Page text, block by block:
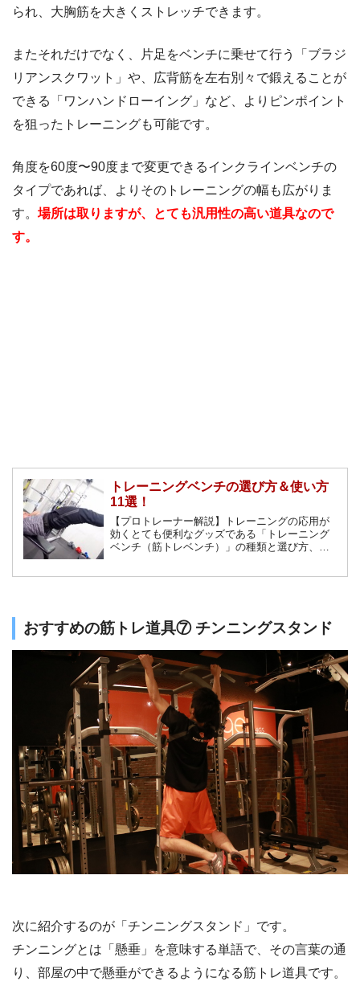
られ、大胸筋を大きくストレッチできます。
またそれだけでなく、片足をベンチに乗せて行う「ブラジ
リアンスクワット」や、広背筋を左右別々で鍛えることが
できる「ワンハンドローイング」など、よりピンポイント
を狙ったトレーニングも可能です。
角度を60度〜90度まで変更できるインクラインベンチの
タイプであれば、よりそのトレーニングの幅も広がりま
す。 場所は取りますが、とても汎用性の高い道具なので
す。
トレーニングベンチの選び方＆使い方
11選！
【プロトレーナー解説】トレーニングの応用が
効くとても便利なグッズである「トレーニング
ベンチ（筋トレベンチ）」の種類と選び方、そ
おすすめの筋トレ道具⑦ チンニングスタンド
次に紹介するのが「チンニングスタンド」です。
チンニングとは「懸垂」を意味する単語で、その言葉の通
り、部屋の中で懸垂ができるようになる筋トレ道具です。